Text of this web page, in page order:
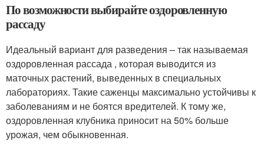
По возможности выбирайте оздоровленную
рассаду
Идеальный вариант для разведения – так называемая
оздоровленная рассада , которая выводится из
маточных растений, выведенных в специальных
лабораториях. Такие саженцы максимально устойчивы к
заболеваниям и не боятся вредителей. К тому же,
оздоровленная клубника приносит на 50% больше
урожая, чем обыкновенная.